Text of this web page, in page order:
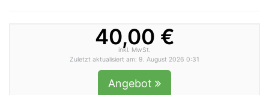
40,00 €
inkl. MwSt.
Zuletzt aktualisiert am: 9. August 2026 0:31
Angebot